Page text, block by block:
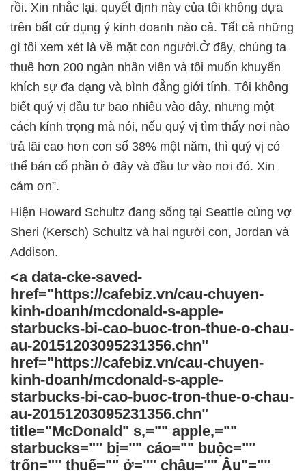
rồi. Xin nhắc lại, quyết định này của tôi không dựa
trên bất cứ dụng ý kinh doanh nào cả. Tất cả những
gì tôi xem xét là về mặt con người.Ở đây, chúng ta
thuê hơn 200 ngàn nhân viên và tôi muốn khuyến
khích sự đa dạng và bình đẳng giới tính. Tôi không
biết quý vị đầu tư bao nhiêu vào đây, nhưng một
cách kính trọng mà nói, nếu quý vị tìm thấy nơi nào
trả lãi cao hơn con số 38% một năm, thì quý vị có
thể bán cổ phần ở đây và đầu tư vào nơi đó. Xin
cảm ơn”.
Hiện Howard Schultz đang sống tại Seattle cùng vợ
Sheri (Kersch) Schultz và hai người con, Jordan và
Addison.
<a data-cke-saved-
href="https://cafebiz.vn/cau-chuyen-
kinh-doanh/mcdonald-s-apple-
starbucks-bi-cao-buoc-tron-thue-o-chau-
au-20151203095231356.chn"
href="https://cafebiz.vn/cau-chuyen-
kinh-doanh/mcdonald-s-apple-
starbucks-bi-cao-buoc-tron-thue-o-chau-
au-20151203095231356.chn"
title="McDonald" s,="" apple,=""
starbucks="" bị="" cáo="" buộc=""
trốn="" thuế="" ở="" châu="" Âu"=""